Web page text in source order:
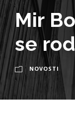
Mir
se
NOVOSTI